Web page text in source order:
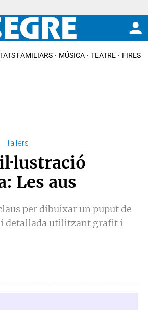
FAMILIARS MÚSICA TEATRE FIRES I
Tallers
Les aus
per dibuixar un puput de
detallada utilitzant grafit i